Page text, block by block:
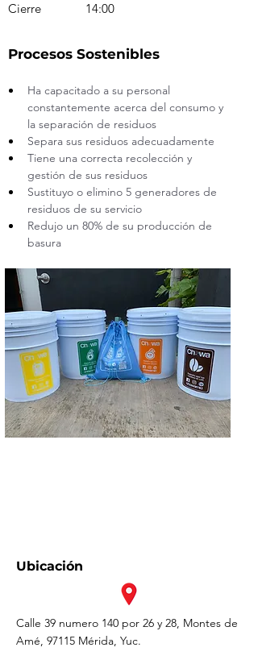
14:00
Cierre
Procesos Sostenibles
Ha capacitado a su personal
constantemente acerca del consumo y
la separación de residuos
Separa sus residuos adecuadamente
Tiene una correcta recolección y
gestión de sus residuos
Sustituyo o elimino 5 generadores de
residuos de su servicio
Redujo un 80% de su producción de
basura
Ubicación
Calle 39 numero 140 por 26 y 28, Montes de
Amé, 97115 Mérida, Yuc.